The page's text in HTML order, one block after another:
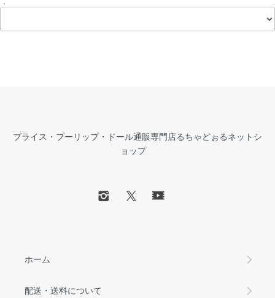
ブライス・プーリップ・ドール通販専門店るちゃどぉるネットシ
ョップ
ホーム
配送・送料について